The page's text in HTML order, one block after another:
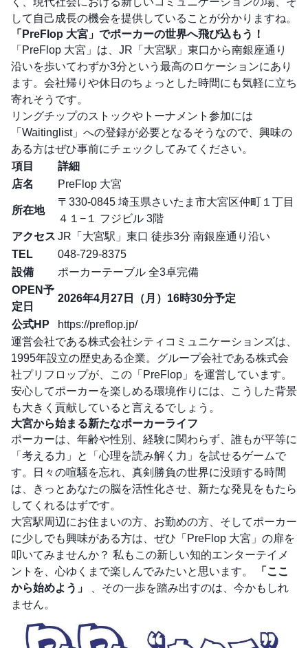
して自己成長の機会を提供していることが分かりますね。
「PreFlop 大宮」でポーカーの世界へ飛び込もう！
「PreFlop 大宮」は、JR「大宮駅」東口から南銀座通り
沿いを歩いてわずか3分という最高のロケーションにあり
ます。会社帰りや休日のちょっとした時間にも気軽に立ち
寄れそうです。
リングチップのストックやトーナメント参加には
「Waitinglist」への登録が必要となるそうなので、興味の
ある方はぜひ事前にチェックしてみてください。
項目
詳細
店名
PreFlop 大宮
所在地
〒330-0845 埼玉県さいたま市大宮区仲町１丁目
４１−１ フジビル 3階
アクセス JR「大宮駅」東口 徒歩3分 南銀座通り沿い
TEL
048-729-8375
設備
ポーカーテーブル 全3卓完備
OPEN予
定日
2026年4月27日（月）16時30分予定
公式HP
https://preflop.jp/
運営会社である株式会社シティコミュニケーションズは、
1995年設立の歴史ある企業。グループ会社である株式会
社プリフロップが、この「PreFlop」を運営しています。
安心してポーカーを楽しめる環境作りには、こうした背景
も大きく貢献していると言えるでしょう。
大宮から始まる新たなポーカーライフ
ポーカーは、年齢や性別、経験に関わらず、誰もが平等に
「考える力」と「心理を読み解く力」を試せるゲームで
す。日々の喧騒を忘れ、真剣勝負の世界に没頭する時間
は、きっとあなたの脳を活性化させ、新たな発見をもたら
してくれるはずです。
大宮駅周辺にお住まいの方、お勤めの方、そしてポーカー
に少しでも興味がある方は、ぜひ「PreFlop 大宮」の扉を
叩いてみませんか？ 私もこの新しい知的エンターテイメ
ントを、心ゆくまで楽しんでみたいと思います。
「ここ
から始めよう」
、その一歩を踏み出すのは、今かもしれ
ません。